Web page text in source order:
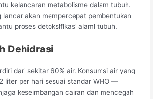
kelancaran metabolisme dalam tubuh.
lancar akan mempercepat pembentukan
proses detoksifikasi alami tubuh.
Dehidrasi
dari sekitar 60% air. Konsumsi air yang
liter per hari sesuai standar WHO —
keseimbangan cairan dan mencegah